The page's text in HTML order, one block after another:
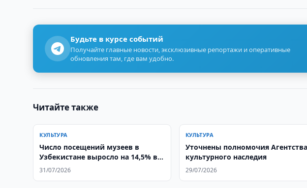
Будьте в курсе событий
Получайте главные новости, эксклюзивные репортажи и оперативные
обновления там, где вам удобно.
Читайте также
КУЛЬТУРА
Число посещений музеев в
Узбекистане выросло на 14,5% в
2025 году
31/07/2026
КУЛЬТУРА
Уточнены полномочия Агентства
культурного наследия
29/07/2026